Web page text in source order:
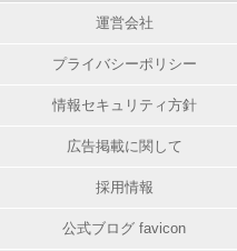
運営会社
プライバシーポリシー
情報セキュリティ方針
広告掲載に関して
採用情報
公式ブログ favicon